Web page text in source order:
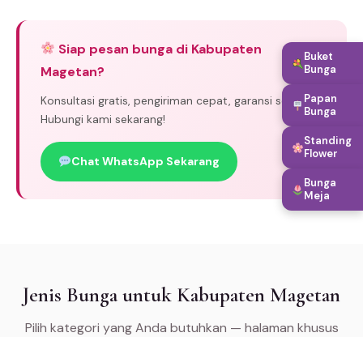
Siap pesan bunga di Kabupaten
Magetan?
Konsultasi gratis, pengiriman cepat, garansi segar.
Hubungi kami sekarang!
Chat WhatsApp Sekarang
Jenis Bunga untuk Kabupaten Magetan
Pilih kategori yang Anda butuhkan — halaman khusus
Buket
Bunga
Papan
Bunga
Standing
Flower
Bunga
Meja